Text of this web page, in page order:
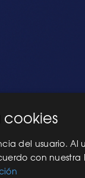
cookies
del usuario. Al
con nuestra